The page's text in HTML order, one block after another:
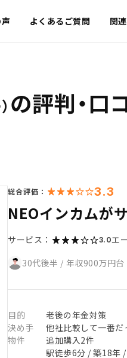
よくあるご質問 関
の評判・口
総合評価： 3.3
NEOインカムが
サービス： 3.0エ
30代後半 / 年収900万円台
目的
老後の年金対策
決め手
他社比較して一番だ
物件
追加購入2件
駅徒歩6分 / 築18年